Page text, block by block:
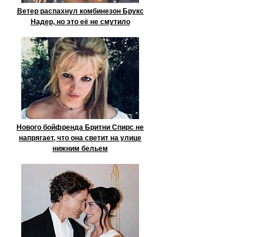
Ветер распахнул комбинезон Брукс
Надер, но это её не смутило
Нового бойфренда Бритни Спирс не
напрягает, что она светит на улице
нижним бельем